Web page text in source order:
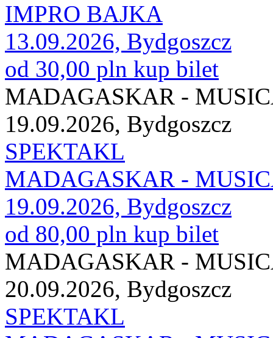
IMPRO BAJKA
13.09.2026, Bydgoszcz
od 30,00 pln kup bilet
MADAGASKAR -
19.09.2026, Bydgoszcz
SPEKTAKL
MADAGASKAR -
19.09.2026, Bydgoszcz
od 80,00 pln kup bilet
MADAGASKAR -
20.09.2026, Bydgoszcz
SPEKTAKL